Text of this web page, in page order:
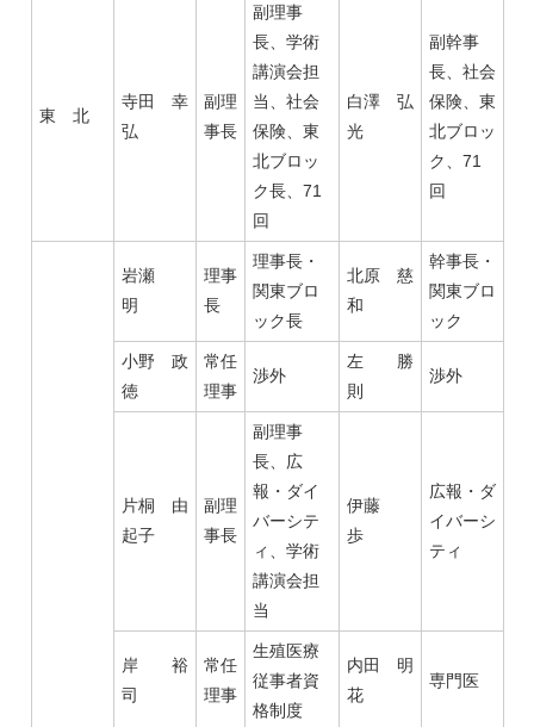
東 北
寺田 幸
弘
副理
事長
副理事
長、学術
講演会担
当、社会
保険、東
北ブロッ
ク長、71
回
白澤 弘
光
副幹事
長、社会
保険、東
北ブロッ
ク、71
回
岩瀬
明
理事
長
理事長・
関東ブロ
ック長
北原 慈
和
幹事長・
関東ブロ
ック
小野 政
徳
常任
理事
渉外
左 勝
則
渉外
片桐 由
起子
副理
事長
副理事
長、広
報・ダイ
バーシテ
ィ、学術
講演会担
当
伊藤
歩
広報・ダ
イバーシ
ティ
岸 裕
司
常任
理事
生殖医療
従事者資
格制度
内田 明
花
専門医